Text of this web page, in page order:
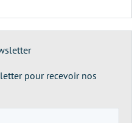
pour recevoir nos